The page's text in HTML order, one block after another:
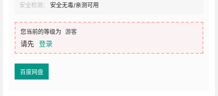
安全检测：
安全无毒/亲测可用
您当前的等级为 游客
请先 登录
百度网盘